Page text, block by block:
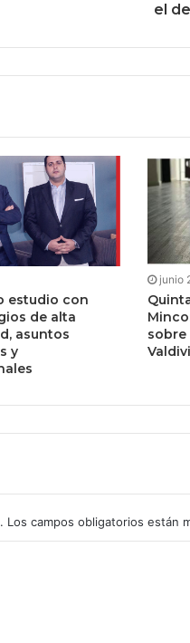
el
estudio con
de alta
asuntos
y
junio
sobre
Los campos obligatorios están